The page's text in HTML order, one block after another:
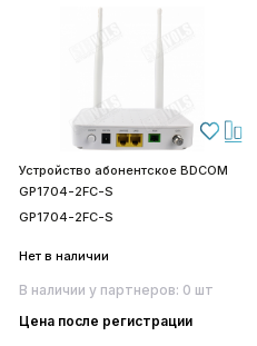
Устройство абонентское BDCOM
GP1704-2FC-S
GP1704-2FC-S
Нет в наличии
В наличии у партнеров: 0 шт
Цена после регистрации